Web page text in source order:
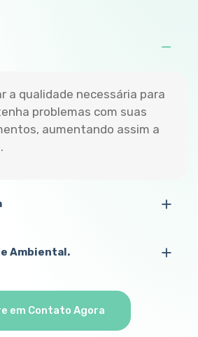
a qualidade necessária para
problemas com suas
aumentando assim a
Ambiental.
em Contato Agora